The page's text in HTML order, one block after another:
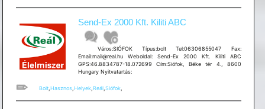
Send-Ex 2000 Kft. Kiliti ABC
Város:SIÓFOK Típus:bolt Tel:06306855047 Fax:
Email:mail@real.hu Weboldal: Send-Ex 2000 Kft. Kiliti ABC
GPS:46.8834787-18.072699 Cím:Siófok, Béke tér 4., 8600
Hungary Nyitvatartás:
Bolt, Hasznos, Helyek, Reál, Siófok,